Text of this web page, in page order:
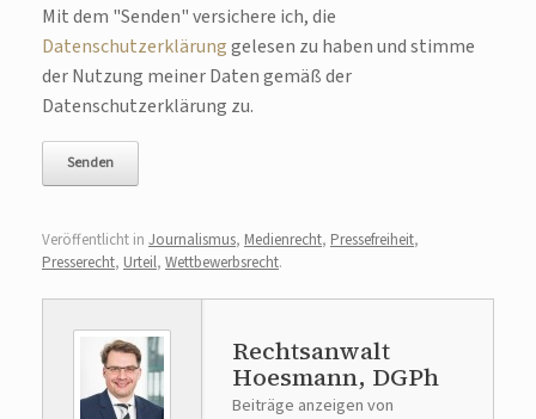
Bitte lasse dieses Feld leer.
Mit dem "Senden" versichere ich, die
Datenschutzerklärunggelesen zu haben und stimme
der Nutzung meiner Daten gemäß der
Datenschutzerklärung zu.
Veröffentlicht in Journalismus, Medienrecht, Pressefreiheit,
Presserecht, Urteil, Wettbewerbsrecht.
Rechtsanwalt
Hoesmann, DGPh
Beiträge anzeigen von